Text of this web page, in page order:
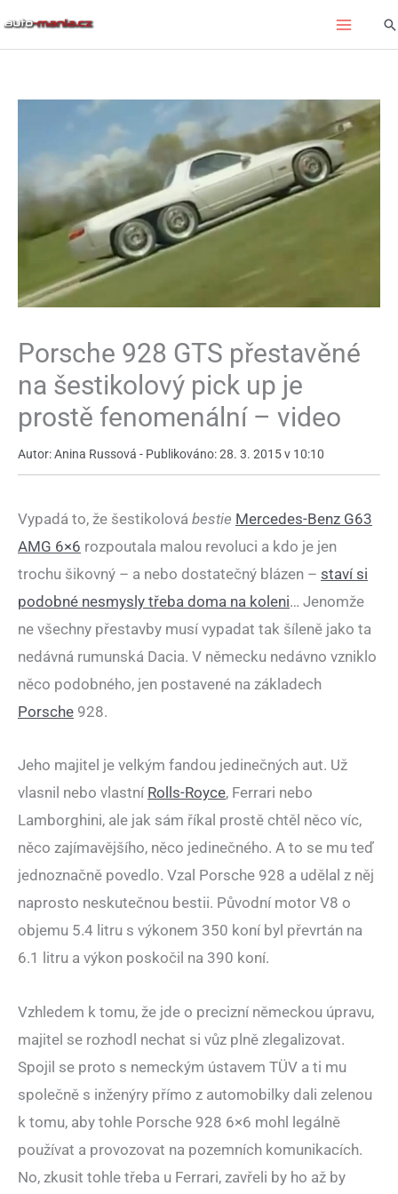
Porsche 928 GTS přestavěné
na šestikolový pick up je
prostě fenomenální – video
Autor: Anina Russová - Publikováno: 28. 3. 2015 v 10:10
Vypadá to, že šestikolová bestie Mercedes-Benz G63
AMG 6×6 rozpoutala malou revoluci a kdo je jen
trochu šikovný – a nebo dostatečný blázen – staví si
podobné nesmysly třeba doma na koleni… Jenomže
ne všechny přestavby musí vypadat tak šíleně jako ta
nedávná rumunská Dacia. V německu nedávno vzniklo
něco podobného, jen postavené na základech
Porsche 928.
Jeho majitel je velkým fandou jedinečných aut. Už
vlasnil nebo vlastní Rolls-Royce, Ferrari nebo
Lamborghini, ale jak sám říkal prostě chtěl něco víc,
něco zajímavějšího, něco jedinečného. A to se mu teď
jednoznačně povedlo. Vzal Porsche 928 a udělal z něj
naprosto neskutečnou bestii. Původní motor V8 o
objemu 5.4 litru s výkonem 350 koní byl převrtán na
6.1 litru a výkon poskočil na 390 koní.
Vzhledem k tomu, že jde o precizní německou úpravu,
majitel se rozhodl nechat si vůz plně zlegalizovat.
Spojil se proto s nemeckým ústavem TÜV a ti mu
společně s inženýry přímo z automobilky dali zelenou
k tomu, aby tohle Porsche 928 6×6 mohl legálně
používat a provozovat na pozemních komunikacích.
No, zkusit tohle třeba u Ferrari, zavřeli by ho až by